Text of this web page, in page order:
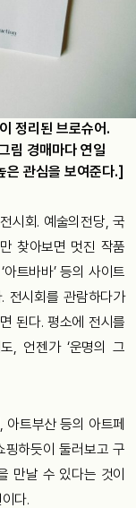
정리된 브로슈어.
림 경매마다 연일
은 관심을 보여준다.]
시회. 예술의전당, 국
찾아보면 멋진 작품
아트바바’ 등의 사이트
전시회를 관람하다가
된다. 평소에 전시를
, 언젠가 ‘운명의 그
아트부산 등의 아트페
하듯이 둘러보고 구
만날 수 있다는 것이
다.